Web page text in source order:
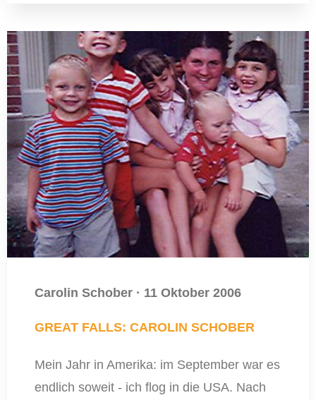
Carolin Schober · 11 Oktober 2006
GREAT FALLS: CAROLIN SCHOBER
Mein Jahr in Amerika: im September war es
endlich soweit - ich flog in die USA. Nach